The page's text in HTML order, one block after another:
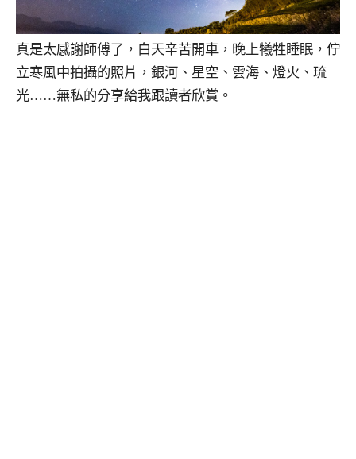
真是太感謝師傅了，白天辛苦開車，晚上犧牲睡眠，佇
立寒風中拍攝的照片，銀河、星空、雲海、燈火、琉
光……無私的分享給我跟讀者欣賞。